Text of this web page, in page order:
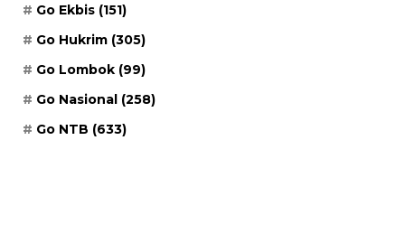
Go Ekbis (151)
Go Hukrim (305)
Go Lombok (99)
Go Nasional (258)
Go NTB (633)